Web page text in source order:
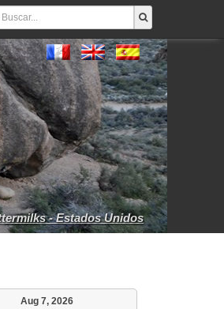
- Estados Unidos
Aug 7, 2026